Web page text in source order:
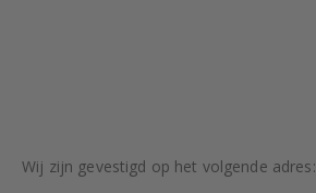
Wij zijn gevestigd op het volgende adres: